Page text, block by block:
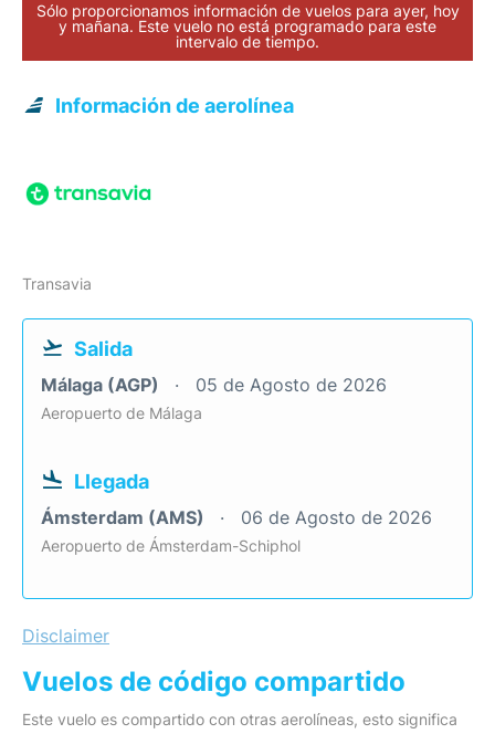
Sólo proporcionamos información de vuelos para ayer, hoy
y mañana. Este vuelo no está programado para este
intervalo de tiempo.
Información de aerolínea
Transavia
Salida
Málaga (AGP) 05 de Agosto de 2026
Aeropuerto de Málaga
Llegada
Ámsterdam (AMS) 06 de Agosto de 2026
Aeropuerto de Ámsterdam-Schiphol
Disclaimer
Vuelos de código compartido
Este vuelo es compartido con otras aerolíneas, esto significa